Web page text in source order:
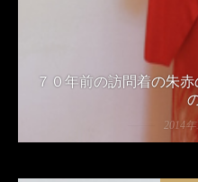
７０年前の訪問着の朱
2014